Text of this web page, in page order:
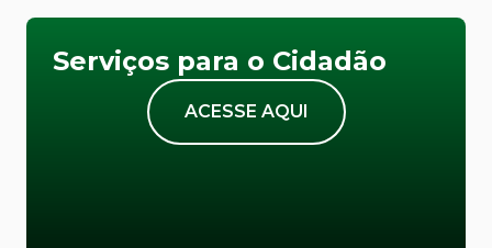
Serviços para o Cidadão
ACESSE AQUI